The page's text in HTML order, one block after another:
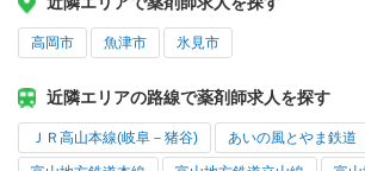
高岡市 魚津市 氷見市
近隣エリアの路線で薬剤師求人を探す
ＪＲ高山本線(岐阜－猪谷) あいの風とやま鉄道